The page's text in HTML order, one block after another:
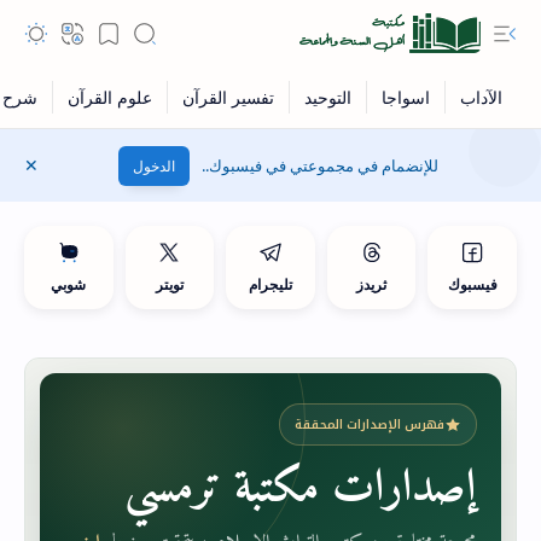
للإنضمام في مجموعتي في فيسبوك.. الدخول
فيسبوك ثريدز تليجرام تويتر شوبي
فهرس الإصدارات المحققة
إصدارات مكتبة ترمسي